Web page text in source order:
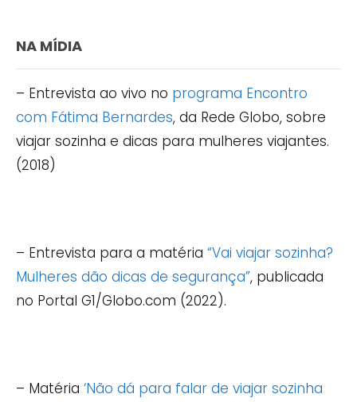
NA MÍDIA
– Entrevista ao vivo no programa Encontro
com Fátima Bernardes, da Rede Globo, sobre
viajar sozinha e dicas para mulheres viajantes.
(2018)
– Entrevista para a matéria “Vai viajar sozinha?
Mulheres dão dicas de segurança”, publicada
no Portal G1/Globo.com (2022).
– Matéria ‘Não dá para falar de viajar sozinha